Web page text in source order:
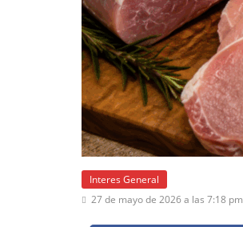
Interes General
27 de mayo de 2026 a las 7:18 pm